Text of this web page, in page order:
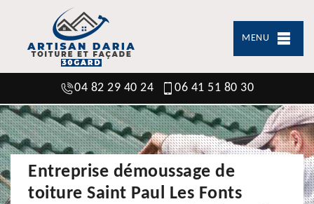
MENU
04 82 29 40 24 06 41 51 80 30
Entreprise démoussage de
toiture Saint Paul Les Fonts